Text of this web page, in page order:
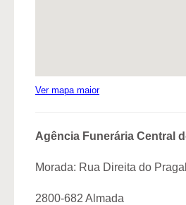
Ver mapa maior
Agência Funerária Central
Morada: Rua Direita do
2800-682 Almada